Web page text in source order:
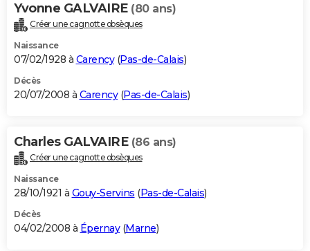
Yvonne GALVAIRE (80 ans)
Créer une cagnotte obsèques
Naissance
07/02/1928 à Carency(Pas-de-Calais)
Décès
20/07/2008 à Carency(Pas-de-Calais)
Charles GALVAIRE (86 ans)
Créer une cagnotte obsèques
Naissance
28/10/1921 à Gouy-Servins (Pas-de-Calais)
Décès
04/02/2008 à Épernay(Marne)